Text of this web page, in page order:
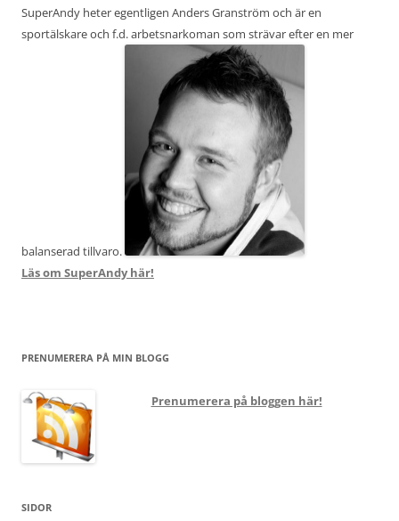
SuperAndy heter egentligen Anders Granström och är en
sportälskare och f.d. arbetsnarkoman som strävar efter en mer
balanserad tillvaro.
Läs om SuperAndy här!
PRENUMERERA PÅ MIN BLOGG
Prenumerera på bloggen här!
SIDOR